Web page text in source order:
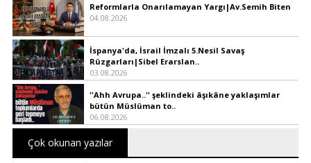
Reformlarla Onarılamayan Yargı|Av.Semih Biten
04.08.2026
İspanya'da, İsrail İmzalı 5.Nesil Savaş
Rüzgarları|Sibel Erarslan..
03.08.2026
''Ahh Avrupa..'' şeklindeki âşıkâne yaklaşımlar
bütün Müslüman to..
06.08.2026
Çok okunan yazılar